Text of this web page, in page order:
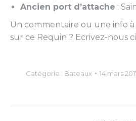
Ancien port d’attache :
Un commentaire ou une info
sur ce Requin ? Ecrivez-nous
Catégorie : Bateaux 14 mars
Navigation